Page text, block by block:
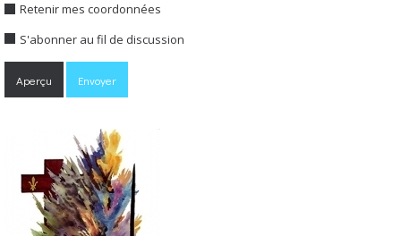
Retenir mes coordonnées
S'abonner au fil de discussion